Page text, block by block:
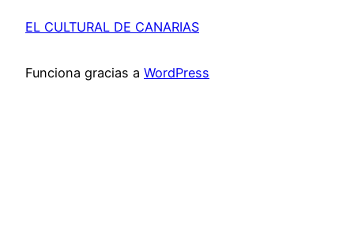
EL CULTURAL DE CANARIAS
Funciona gracias a WordPress